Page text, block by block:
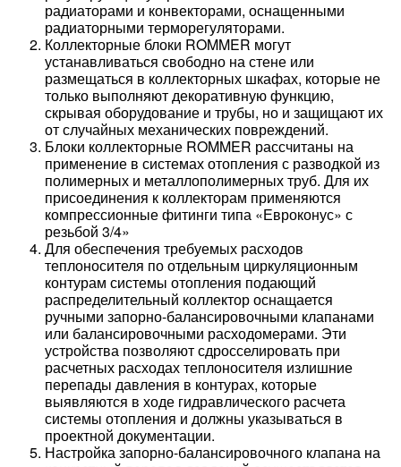
радиаторами и конвекторами, оснащенными
радиаторными терморегуляторами.
Коллекторные блоки ROMMER могут
устанавливаться свободно на стене или
размещаться в коллекторных шкафах, которые не
только выполняют декоративную функцию,
скрывая оборудование и трубы, но и защищают их
от случайных механических повреждений.
Блоки коллекторные ROMMER рассчитаны на
применение в системах отопления с разводкой из
полимерных и металлополимерных труб. Для их
присоединения к коллекторам применяются
компрессионные фитинги типа «Евроконус» с
резьбой 3/4»
Для обеспечения требуемых расходов
теплоносителя по отдельным циркуляционным
контурам системы отопления подающий
распределительный коллектор оснащается
ручными запорно-балансировочными клапанами
или балансировочными расходомерами. Эти
устройства позволяют сдросселировать при
расчетных расходах теплоносителя излишние
перепады давления в контурах, которые
выявляются в ходе гидравлического расчета
системы отопления и должны указываться в
проектной документации.
Настройка запорно-балансировочного клапана на